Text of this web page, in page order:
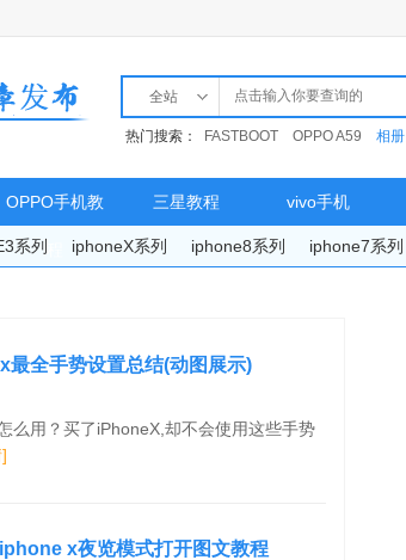
全站
热门搜索： FASTBOOT OPPO A59 相册
OPPO手机教 三星教程 vivo手机
系列 iphoneX系列 iphone8系列 iphone7系列
全手势设置总结(动图展示)
么用？买了iPhoneX,却不会使用这些手势
x夜览模式打开图文教程